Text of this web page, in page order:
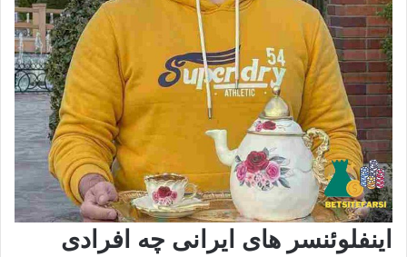
اینفلوئنسر های ایرانی چه افرادی